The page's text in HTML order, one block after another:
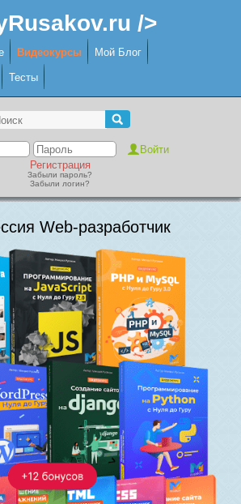
/>
Видеокурсы Мой Блог
Тесты
Регистрация
Забыли пароль?
Забыли логин?
Web-разработчик